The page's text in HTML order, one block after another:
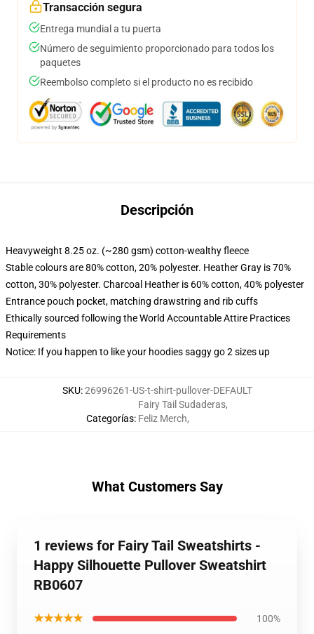
Transacción segura
Entrega mundial a tu puerta
Número de seguimiento proporcionado para todos los
paquetes
Reembolso completo si el producto no es recibido
Descripción
Heavyweight 8.25 oz. (~280 gsm) cotton-wealthy fleece
Stable colours are 80% cotton, 20% polyester. Heather Gray is 70%
cotton, 30% polyester. Charcoal Heather is 60% cotton, 40% polyester
Entrance pouch pocket, matching drawstring and rib cuffs
Ethically sourced following the World Accountable Attire Practices
Requirements
Notice: If you happen to like your hoodies saggy go 2 sizes up
SKU:26996261-US-t-shirt-pullover-DEFAULT
Categorías:
Fairy Tail Sudaderas,
Feliz Merch,
What Customers Say
1 reviews for Fairy Tail Sweatshirts -
Happy Silhouette Pullover Sweatshirt
RB0607
★★★★★ 100%